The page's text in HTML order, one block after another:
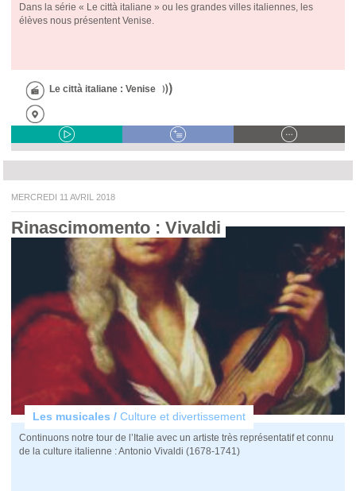
Dans la série « Le città italiane » ou les grandes villes italiennes, les
élèves nous présentent Venise.
Le città italiane : Venise
MERCREDI 11 AVRIL 2018
Rinascimomento : Vivaldi
Les musicales / Culture et divertissement
Continuons notre tour de l’Italie avec un artiste très représentatif et connu
de la culture italienne : Antonio Vivaldi (1678-1741)